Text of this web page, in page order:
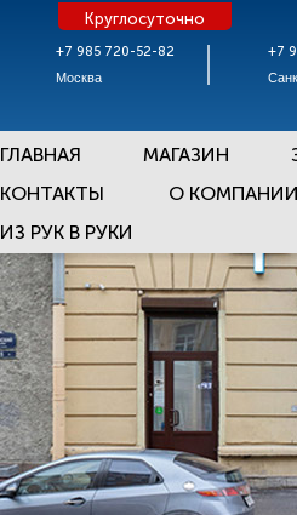
+7 985 720-52-82
Москва
Круглосуточно
+7
ГЛАВНАЯ МАГАЗИН
КОНТАКТЫ
О
ИЗ РУК В РУКИ